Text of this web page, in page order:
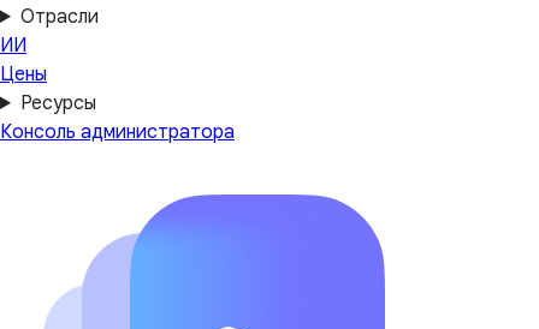
Отрасли
ИИ
Цены
Ресурсы
Консоль администратора